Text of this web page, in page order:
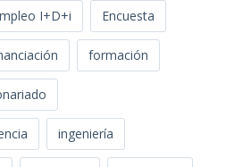
I+D+i Encuesta
formación
ingeniería